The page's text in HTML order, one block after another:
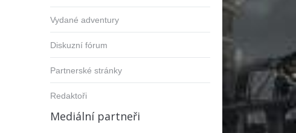
Vydané adventury
Diskuzní fórum
Partnerské stránky
Redaktoři
Mediální partneři